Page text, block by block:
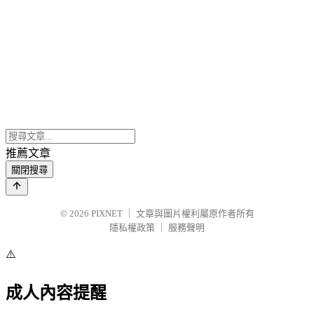
推薦文章
關閉搜尋
© 2026 PIXNET
文章與圖片權利屬原作者所有
隱私權政策
服務聲明
⚠️
成人內容提醒